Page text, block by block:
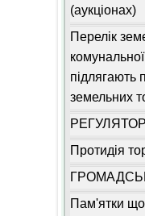
(аукціонах)
Перелік
комунальної
підлягають
земельних
Протидія
Пам'ятки